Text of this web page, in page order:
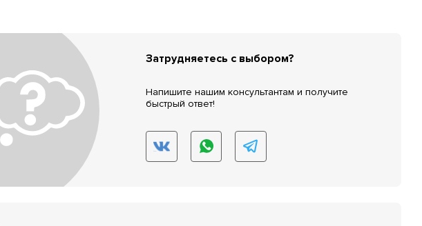
Затрудняетесь с выбором?
Напишите нашим консультантам и получите
быстрый ответ!